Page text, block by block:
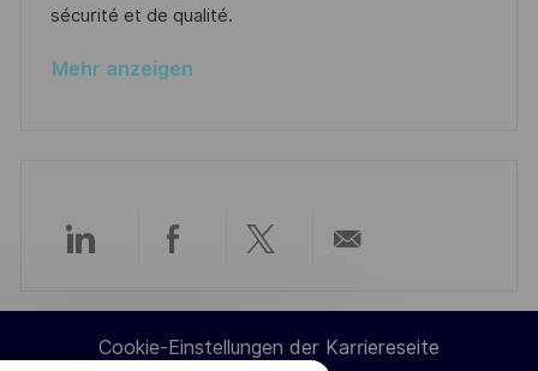
u
r
e
e
t
r
e
sécurité et de qualité.
Mehr anzeigen
Über
LinkedIn
Über
Facebook
Über
TwitterE-
Cookie-Einstellungen der Karriereseite